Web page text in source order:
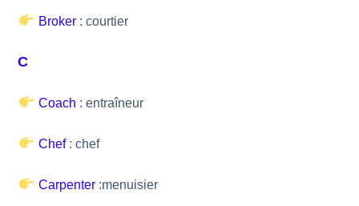
Broker : courtier
C
Coach : entraîneur
Chef : chef
Carpenter :menuisier